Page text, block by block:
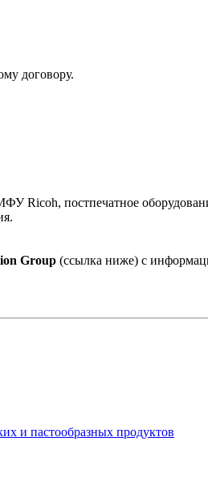
договору.
Ricoh, постпечатное
Group (ссылка ниже) с
и пастообразных продуктов